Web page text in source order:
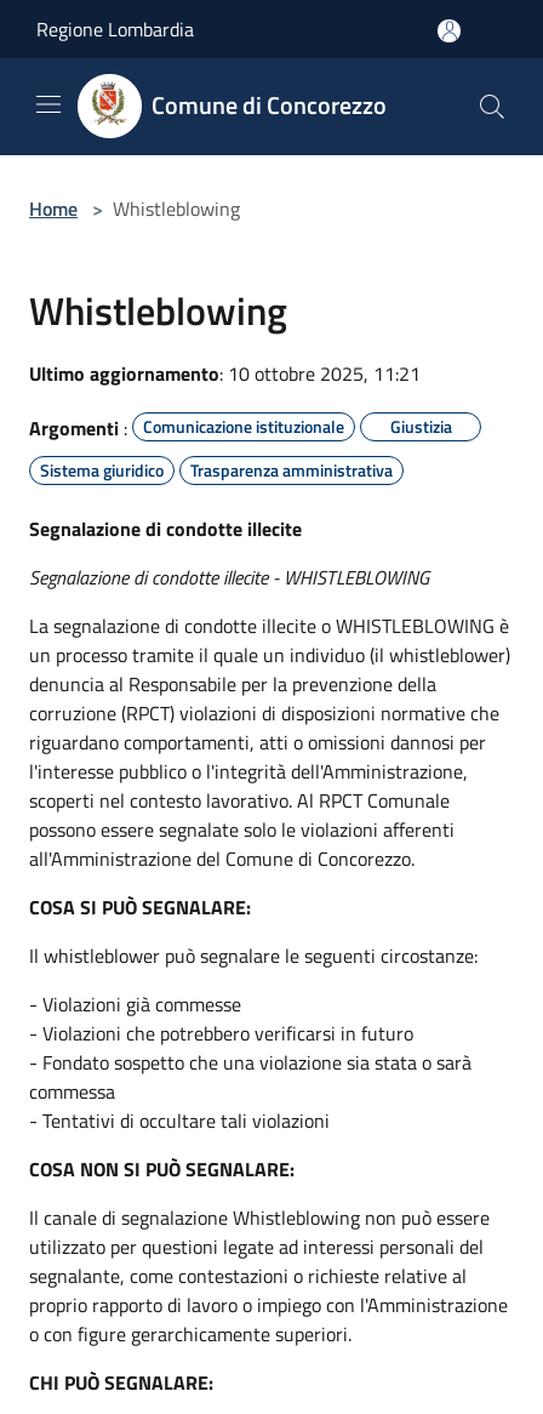
Regione Lombardia
Comune di Concorezzo
Home > Whistleblowing
Whistleblowing
Ultimo aggiornamento: 10 ottobre 2025, 11:21
Argomenti : Comunicazione istituzionale
Giustizia
Sistema giuridico
Trasparenza amministrativa
Segnalazione di condotte illecite
Segnalazione di condotte illecite - WHISTLEBLOWING
La segnalazione di condotte illecite o WHISTLEBLOWING è
un processo tramite il quale un individuo (il whistleblower)
denuncia al Responsabile per la prevenzione della
corruzione (RPCT) violazioni di disposizioni normative che
riguardano comportamenti, atti o omissioni dannosi per
l'interesse pubblico o l'integrità dell'Amministrazione,
scoperti nel contesto lavorativo. Al RPCT Comunale
possono essere segnalate solo le violazioni afferenti
all'Amministrazione del Comune di Concorezzo.
COSA SI PUÒ SEGNALARE:
Il whistleblower può segnalare le seguenti circostanze:
- Violazioni già commesse
- Violazioni che potrebbero verificarsi in futuro
- Fondato sospetto che una violazione sia stata o sarà
commessa
- Tentativi di occultare tali violazioni
COSA NON SI PUÒ SEGNALARE:
Il canale di segnalazione Whistleblowing non può essere
utilizzato per questioni legate ad interessi personali del
segnalante, come contestazioni o richieste relative al
proprio rapporto di lavoro o impiego con l'Amministrazione
o con figure gerarchicamente superiori.
CHI PUÒ SEGNALARE: